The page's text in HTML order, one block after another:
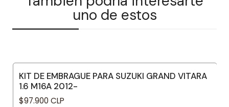
uno de estos
KIT DE EMBRAGUE PARA SUZUKI GRAND VITARA
1.6 M16A 2012-
$97.900 CLP